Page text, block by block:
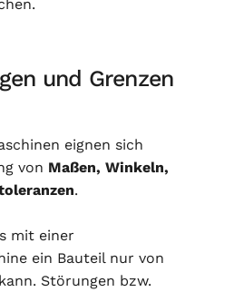
und Grenzen
eignen sich
von Maßen, Winkeln,
.
mit einer
ein Bauteil nur von
Störungen bzw.